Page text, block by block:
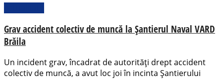
Grav accident colectiv de muncă la Șantierul Naval VARD
Brăila
Un incident grav, încadrat de autorități drept accident
colectiv de muncă, a avut loc joi în incinta Șantierului